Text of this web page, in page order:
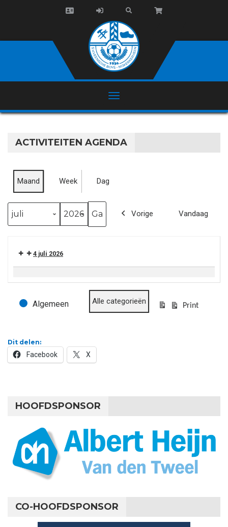
ACTIVITEITEN AGENDA
Maand Week Dag
Vorige Vandaag
4 juli 2026
Voetvolleytoernooi
Evenementcategorieën
Algemeen Alle categorieën Print
Dit delen:
Facebook X
HOOFDSPONSOR
CO-HOOFDSPONSOR